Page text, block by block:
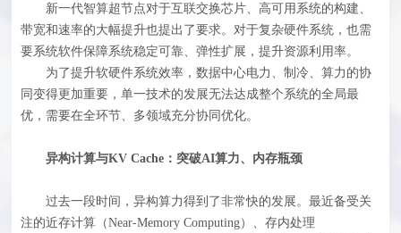
新一代智算超节点对于互联交换芯片、高可用系统的构建、
带宽和速率的大幅提升也提出了要求。对于复杂硬件系统，也需
要系统软件保障系统稳定可靠、弹性扩展，提升资源利用率。
为了提升软硬件系统效率，数据中心电力、制冷、算力的协
同变得更加重要，单一技术的发展无法达成整个系统的全局最
优，需要在全环节、多领域充分协同优化。
异构计算与KV Cache：突破AI算力、内存瓶颈
过去一段时间，异构算力得到了非常快的发展。最近备受关
注的近存计算（Near-Memory Computing）、存内处理